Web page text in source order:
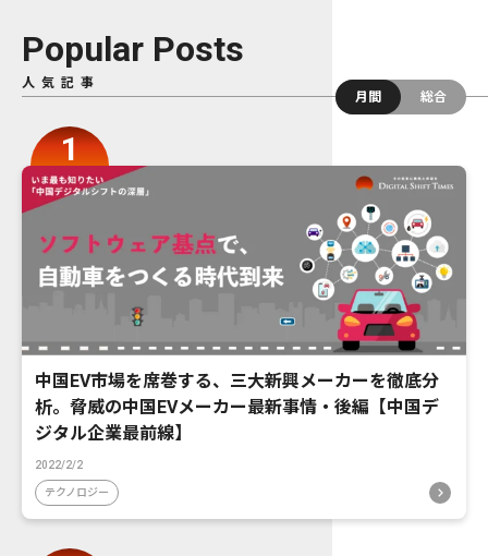
Popular Posts
人気記事
月間
総合
中国EV市場を席巻する、三大新興メーカーを徹底分
析。脅威の中国EVメーカー最新事情・後編【中国デ
ジタル企業最前線】
2022/2/2
テクノロジー